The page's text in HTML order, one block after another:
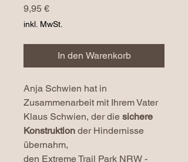
9,95 €Preis
inkl. MwSt.
In den Warenkorb
Anja Schwien hat in
Zusammenarbeit mit Ihrem Vater
Klaus Schwien, der die sichere
Konstruktion der Hindernisse
übernahm,
den Extreme Trail Park NRW -